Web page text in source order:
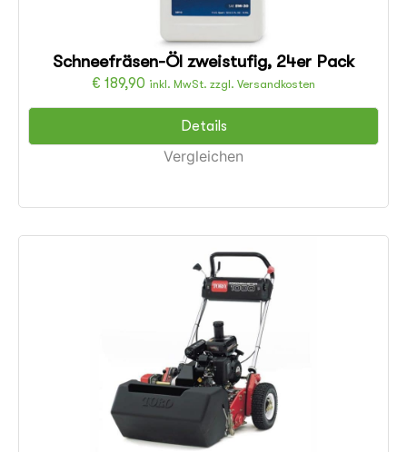
Schneefräsen-Öl zweistufig, 24er Pack
€ 189,90 inkl. MwSt. zzgl. Versandkosten
Details
Vergleichen